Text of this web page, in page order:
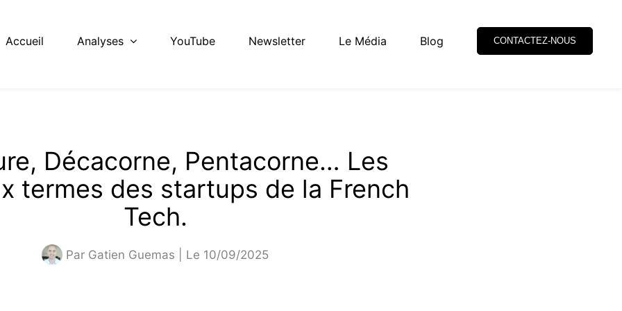
Accueil Analyses YouTube Newsletter Le Média Blog CONTACTEZ-NOUS
Décacorne, Pentacorne… Les
termes des startups de la French
Tech.
Par Gatien Guemas | Le 10/09/2025